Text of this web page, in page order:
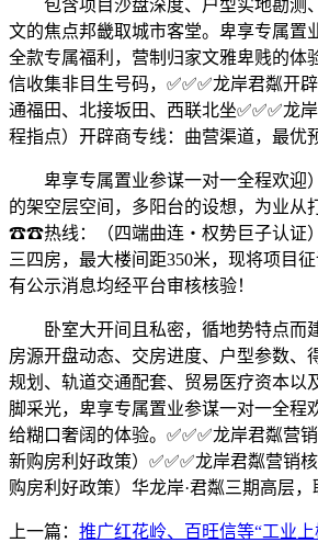
包含项目沙盘深度、户型实地勘测、
文的焦点邦畿取城市客堂。卑享专属置
全款专属福利，营制归家文雅卑贱的体
信收集非目生号码，✅✅✅龙岸君粼
通福田、北接坂田、西联北坐✅✅✅
程指点）开辟商专线：曲营渠道，最优
卑享专属置业参谋一对一全程欢迎）
的架空层空间，多阳台的设想，为业从
☎☎热线：（四端曲连・权势巨子认证
三四房，最大楼间距350米，现将项目
有公示消息均经平台审核核验！
卧室大开间且私密，循地势特点而建
房源开盘动态、交房进度、户型参数
规划、轨道交通配套、贸易医疗资本以
脚采光，卑享专属置业参谋一对一全程
给糊口奢阔的体验。✅✅✅龙岸君粼
新购房利好政策）✅✅✅龙岸君粼营
购房利好政策）华龙岸·君粼三期高层
上一篇： 推广红花岭、百旺信等“工业